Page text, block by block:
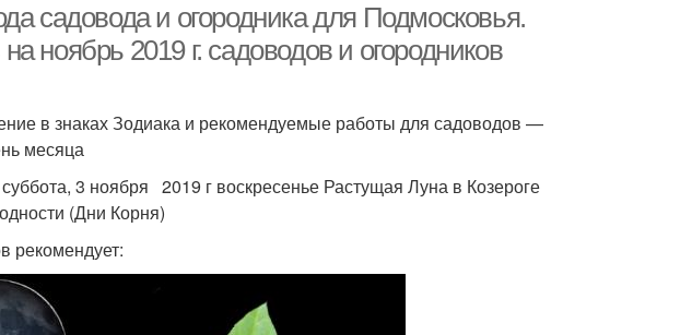
садовода и огородника для Подмосковья.
ноябрь 2019 г. садоводов и огородников
в знаках Зодиака и рекомендуемые работы для садоводов —
месяца
3 ноября 2019 г воскресенье Растущая Луна в Козероге
(Дни Корня)
рекомендует: